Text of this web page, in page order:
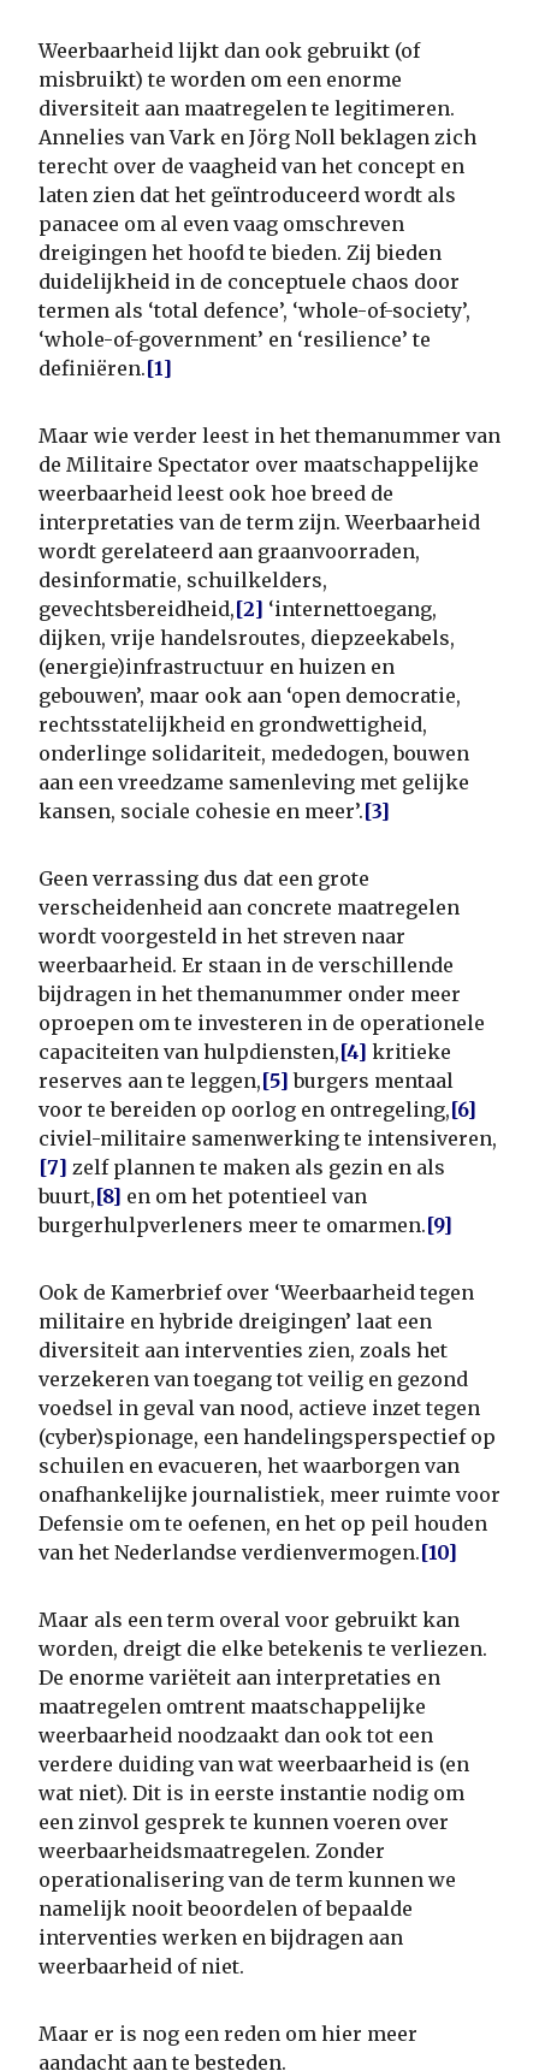
Weerbaarheid lijkt dan ook gebruikt (of
misbruikt) te worden om een enorme
diversiteit aan maatregelen te legitimeren.
Annelies van Vark en Jörg Noll beklagen zich
terecht over de vaagheid van het concept en
laten zien dat het geïntroduceerd wordt als
panacee om al even vaag omschreven
dreigingen het hoofd te bieden. Zij bieden
duidelijkheid in de conceptuele chaos door
termen als ‘total defence’, ‘whole-of-society’,
‘whole-of-government’ en ‘resilience’ te
definiëren.[1]
Maar wie verder leest in het themanummer van
de Militaire Spectator over maatschappelijke
weerbaarheid leest ook hoe breed de
interpretaties van de term zijn. Weerbaarheid
wordt gerelateerd aan graanvoorraden,
desinformatie, schuilkelders,
gevechtsbereidheid,[2] ‘internettoegang,
dijken, vrije handelsroutes, diepzeekabels,
(energie)infrastructuur en huizen en
gebouwen’, maar ook aan ‘open democratie,
rechtsstatelijkheid en grondwettigheid,
onderlinge solidariteit, mededogen, bouwen
aan een vreedzame samenleving met gelijke
kansen, sociale cohesie en meer’.[3]
Geen verrassing dus dat een grote
verscheidenheid aan concrete maatregelen
wordt voorgesteld in het streven naar
weerbaarheid. Er staan in de verschillende
bijdragen in het themanummer onder meer
oproepen om te investeren in de operationele
capaciteiten van hulpdiensten,[4] kritieke
reserves aan te leggen,[5] burgers mentaal
voor te bereiden op oorlog en ontregeling,[6]
civiel-militaire samenwerking te intensiveren,
[7] zelf plannen te maken als gezin en als
buurt,[8] en om het potentieel van
burgerhulpverleners meer te omarmen.[9]
Ook de Kamerbrief over ‘Weerbaarheid tegen
militaire en hybride dreigingen’ laat een
diversiteit aan interventies zien, zoals het
verzekeren van toegang tot veilig en gezond
voedsel in geval van nood, actieve inzet tegen
(cyber)spionage, een handelingsperspectief op
schuilen en evacueren, het waarborgen van
onafhankelijke journalistiek, meer ruimte voor
Defensie om te oefenen, en het op peil houden
van het Nederlandse verdienvermogen.[10]
Maar als een term overal voor gebruikt kan
worden, dreigt die elke betekenis te verliezen.
De enorme variëteit aan interpretaties en
maatregelen omtrent maatschappelijke
weerbaarheid noodzaakt dan ook tot een
verdere duiding van wat weerbaarheid is (en
wat niet). Dit is in eerste instantie nodig om
een zinvol gesprek te kunnen voeren over
weerbaarheidsmaatregelen. Zonder
operationalisering van de term kunnen we
namelijk nooit beoordelen of bepaalde
interventies werken en bijdragen aan
weerbaarheid of niet.
Maar er is nog een reden om hier meer
aandacht aan te besteden.